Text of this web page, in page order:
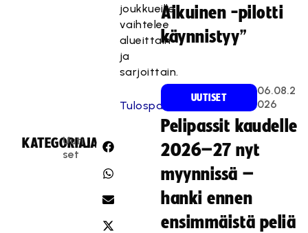
joukkueille
vaihtelee
alueittain
ja
sarjoittain.
Tulospalveluun.
KATEGORIA:
Uuti
set
JAA:
Aikuinen -pilotti
käynnistyy”
UUTISET
06.08.2
026
Pelipassit kaudelle
2026–27 nyt
myynnissä –
hanki ennen
ensimmäistä peliä